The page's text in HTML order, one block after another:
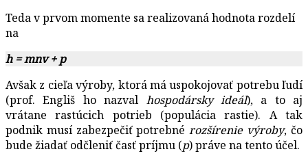
Teda v prvom momente sa realizovaná hodnota rozdelí
na
h = mnv + p
Avšak z cieľa výroby, ktorá má uspokojovať potrebu ľudí
(prof. Engliš ho nazval hospodársky ideál), a to aj
vrátane rastúcich potrieb (populácia rastie). A tak
podnik musí zabezpečiť potrebnérozšírenie výroby, čo
bude žiadať odčleniť časť príjmu (p) práve na tento účel.